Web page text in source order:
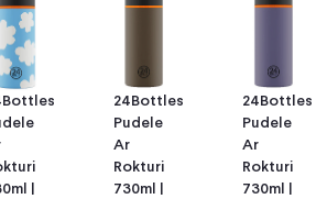
|
24Bottles
Pudele
Ar
Rokturi
730ml |
24Bottles
Pudele
Ar
Rokturi
730ml |